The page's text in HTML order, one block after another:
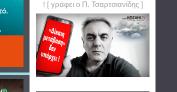
! [ γράφει ο Π. Τσαρτσιανίδης ]